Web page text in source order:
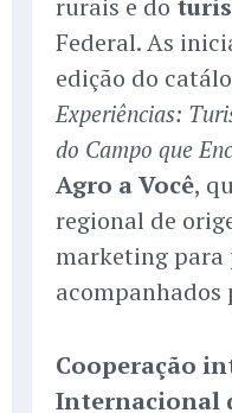
rurais e do
Federal. As
edição do
Experiências:
do Campo que
Agro a Você,
regional de
marketing para
acompanhados
Cooperação
Internacional